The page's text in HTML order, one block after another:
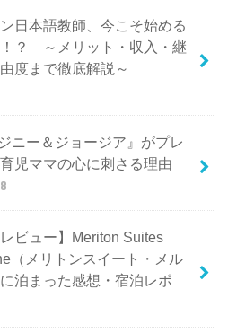
日本語教師、今こそ始める
？ ～メリット・収入・継
度まで徹底解説～
ニー＆ジョージア』がプレ
児ママの心に刺さる理由
レビュー】Meriton Suites
（メリトンスイート・メル
泊まった感想・宿泊レポ